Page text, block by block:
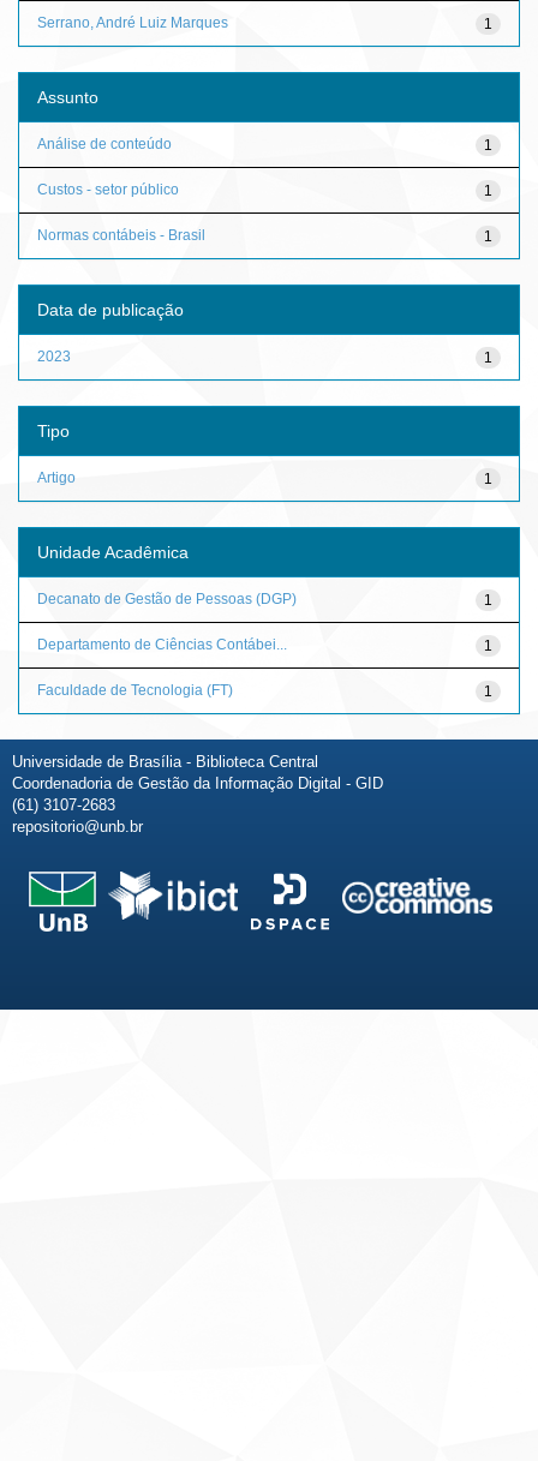
1
Serrano, André Luiz Marques
Assunto
1
Análise de conteúdo
1
Custos - setor público
1
Normas contábeis - Brasil
Data de publicação
1
2023
Tipo
1
Artigo
Unidade Acadêmica
1
Decanato de Gestão de Pessoas (DGP)
1
Departamento de Ciências Contábei...
1
Faculdade de Tecnologia (FT)
Universidade de Brasília - Biblioteca Central
Coordenadoria de Gestão da Informação Digital - GID
(61) 3107-2683
repositorio@unb.br